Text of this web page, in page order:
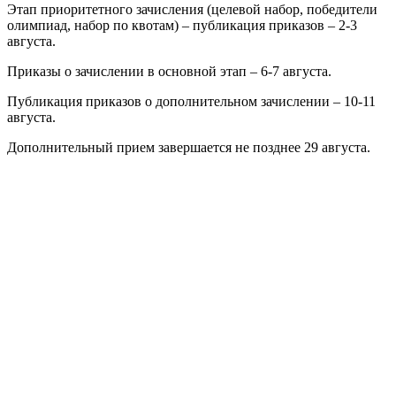
Этап приоритетного зачисления (целевой набор, победители
олимпиад, набор по квотам) – публикация приказов – 2-3
августа.
Приказы о зачислении в основной этап – 6-7 августа.
Публикация приказов о дополнительном зачислении – 10-11
августа.
Дополнительный прием завершается не позднее 29 августа.